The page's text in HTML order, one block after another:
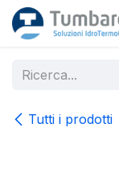
Passa al contenuto
Tutti i prodotti